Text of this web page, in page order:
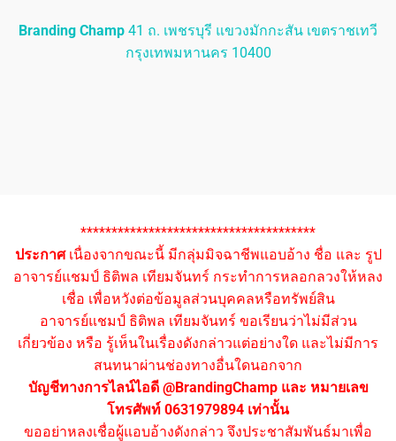
Branding Champ 41 ถ. เพชรบุรี แขวงมักกะสัน เขตราชเทวี
กรุงเทพมหานคร 10400
**************************************
ประกาศเนื่องจากขณะนี้ มีกลุ่มมิจฉาชีพแอบอ้าง ชื่อ และ รูป
อาจารย์แชมป์ ธิติพล เทียมจันทร์ กระทำการหลอกลวงให้หลง
เชื่อ เพื่อหวังต่อข้อมูลส่วนบุคคลหรือทรัพย์สิน
อาจารย์แชมป์ ธิติพล เทียมจันทร์ ขอเรียนว่าไม่มีส่วน
เกี่ยวข้อง หรือ รู้เห็นในเรื่องดังกล่าวแต่อย่างใด และไม่มีการ
สนทนาผ่านช่องทางอื่นใดนอกจาก
บัญชีทางการไลน์ไอดี @BrandingChamp และ หมายเลข
โทรศัพท์ 0631979894 เท่านั้น
ขออย่าหลงเชื่อผู้แอบอ้างดังกล่าว จึงประชาสัมพันธ์มาเพื่อ